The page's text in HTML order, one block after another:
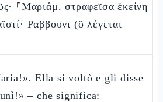
⸀Μαριάμ. στραφεῖσα ἐκείνη
Ραββουνι (ὃ λέγεται
Ella si voltò e gli disse
– che significa: